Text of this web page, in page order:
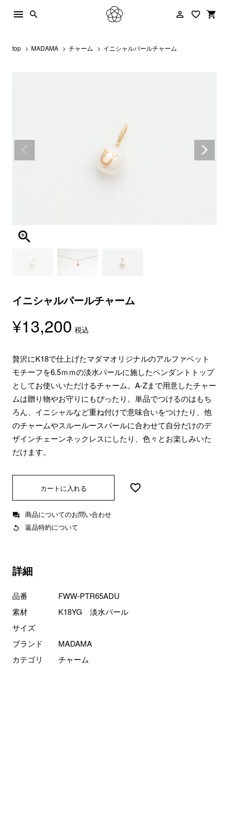
menu person_outline favorite_border shopping_cart
search
top MADAMA チャーム イニシャルパールチャーム
イニシャルパールチャーム
¥13,200 税込
贅沢にK18で仕上げたマダマオリジナルのアルファベット
モチーフを6.5ｍｍの淡水パールに施したペンダントトップ
としてお使いいただけるチャーム。A-Zまで用意したチャー
ムは贈り物やお守りにもぴったり。単品でつけるのはもち
ろん、イニシャルなど重ね付けで意味合いをつけたり、他
のチャームやスルールースパールに合わせて自分だけのデ
ザインチェーンネックレスにしたり、色々とお楽しみいた
だけます。
カートに入れる
商品についてのお問い合わせ
返品特約について
詳細
品番
FWW-PTR65ADU
素材
K18YG 淡水パール
サイズ
ブランド
MADAMA
カテゴリ
チャーム